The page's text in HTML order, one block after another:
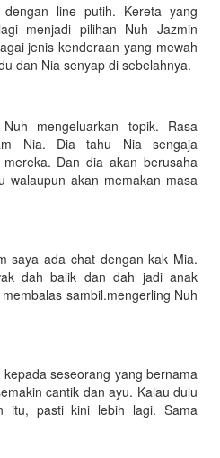
line putih. Kereta yang
menjadi pilihan Nuh Jazmin
jenis kenderaan yang mewah
dan Nia senyap di sebelahnya.
mengeluarkan topik. Rasa
Nia. Dia tahu Nia sengaja
Dan dia akan berusaha
walaupun akan memakan masa
saya ada chat dengan kak Mia.
dah balik dan dah jadi anak
sambil.mengerling Nuh
seseorang yang bernama
cantik dan ayu. Kalau dulu
itu, pasti kini lebih lagi. Sama